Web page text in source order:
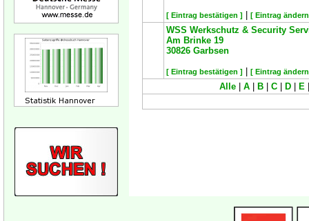
[ Eintrag bestätigen ] [ Eintrag
WSS Werkschutz & Security
Am Brinke 19
30826 Garbsen
[ Eintrag bestätigen ] [ Eintrag
Alle A B C D E